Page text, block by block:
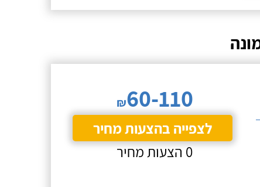
₪60-110
לצפייה בהצעות מחיר
0 הצעות מחיר